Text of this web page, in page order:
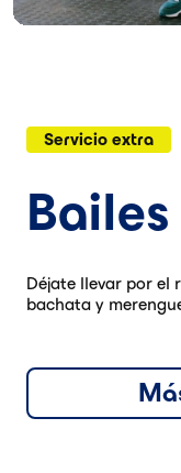
Servicio extra
Déjate llevar por el
bachata y